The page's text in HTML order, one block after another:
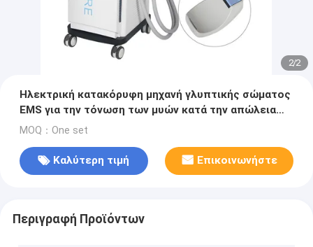
2/2
Ηλεκτρική κατακόρυφη μηχανή γλυπτικής σώματος
EMS για την τόνωση των μυών κατά την απώλεια
κυτταρίτιδας
MOQ：One set
Καλύτερη τιμή Επικοινωνήστε
Περιγραφή Προϊόντων